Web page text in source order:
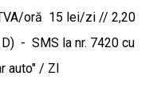
oră 15 lei/zi // 2,20
- SMS la nr. 7420 cu
auto" / ZI